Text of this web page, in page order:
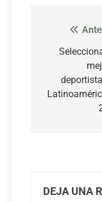
entradas
DEJA UNA